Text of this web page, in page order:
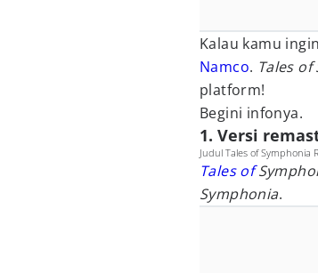
Kalau kamu
Namco. Tales
platform!
Begini infonya.
1. Versi
Judul Tales of Symphonia
Tales of
Symphonia.